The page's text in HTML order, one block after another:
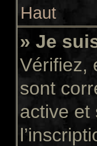
Haut
» Je
Vérifiez,
sont
active et